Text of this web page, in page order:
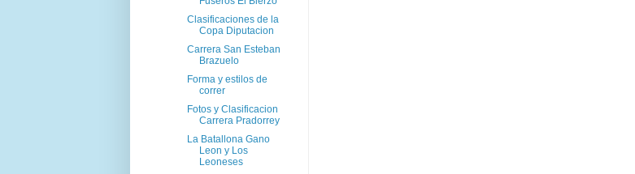
Clasificaciones de la
Copa Diputacion
Carrera San Esteban
Brazuelo
Forma y estilos de
correr
Fotos y Clasificacion
Carrera Pradorrey
La Batallona Gano
Leon y Los
Leoneses